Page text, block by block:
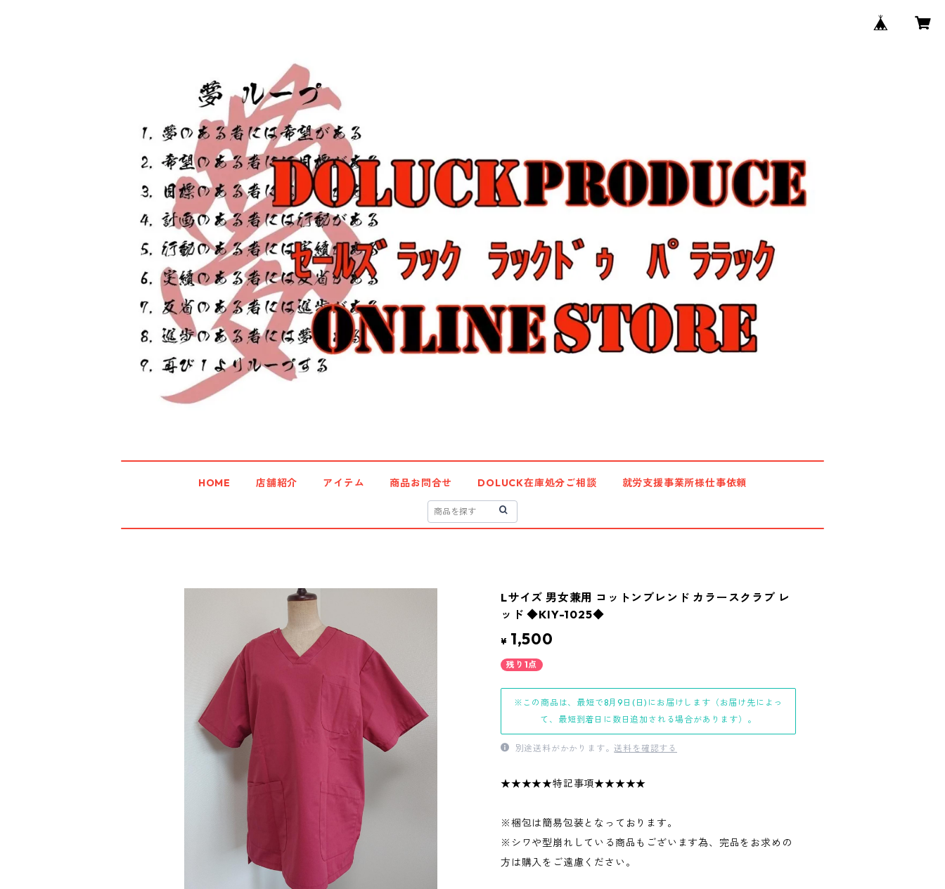
HOME 店舗紹介 アイテム 商品お問合せ DOLUCK在庫処分ご相談 就労支援事業所様仕事依頼
Lサイズ 男女兼用 コットンブレンド カラースクラブ レ
ッド ◆KIY-1025◆
¥ 1,500
残り1点
※この商品は、最短で8月9日(日)にお届けします（お届け先によっ
て、最短到着日に数日追加される場合があります）。
別途送料がかかります。送料を確認する
★★★★★特記事項★★★★★
※梱包は簡易包装となっております。
※シワや型崩れしている商品もございます為、完品をお求めの
方は購入をご遠慮ください。